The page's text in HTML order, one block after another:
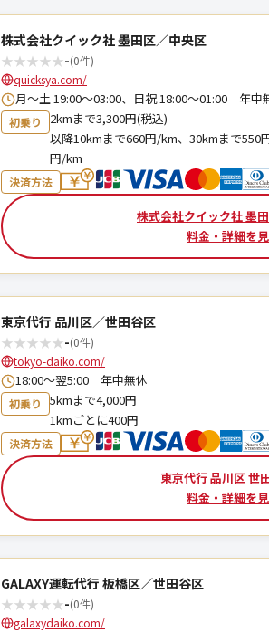
株式会社クイック社 墨田区／中央区
★★★★★-(0件)
quicksya.com/
月～土 19:00〜03:00、日祝 18:00〜01:00 年中
初乗り
2kmまで3,300円(税込)
以降10kmまで660円/km、30kmまで
円/km
決済方法
株式会社クイック社 墨
料金・詳細を
東京代行 品川区／世田谷区
★★★★★-(0件)
tokyo-daiko.com/
18:00～翌5:00 年中無休
初乗り
5kmまで4,000円
1kmごとに400円
決済方法
東京代行 品川区 世
料金・詳細を
GALAXY運転代行 板橋区／世田谷区
★★★★★-(0件)
galaxydaiko.com/